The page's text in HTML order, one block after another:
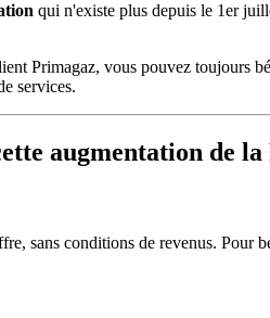
qui n'existe plus depuis le 1er
Primagaz, vous pouvez toujours
services.
augmentation de
sans conditions de revenus. Pour